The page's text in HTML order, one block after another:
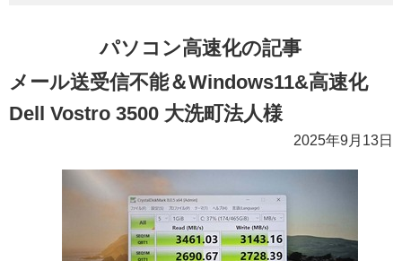
パソコン高速化の記事
メール送受信不能＆Windows11&高速化
Dell Vostro 3500 大洗町法人様
2025年9月13日